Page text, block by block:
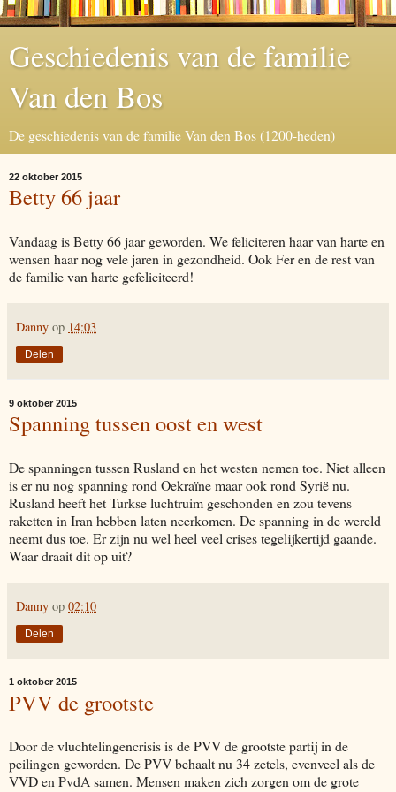
Geschiedenis van de familie
Van den Bos
De geschiedenis van de familie Van den Bos (1200-heden)
22 oktober 2015
Betty 66 jaar
Vandaag is Betty 66 jaar geworden. We feliciteren haar van harte en
wensen haar nog vele jaren in gezondheid. Ook Fer en de rest van
de familie van harte gefeliciteerd!
Danny op 14:03
Delen
9 oktober 2015
Spanning tussen oost en west
De spanningen tussen Rusland en het westen nemen toe. Niet alleen
is er nu nog spanning rond Oekraïne maar ook rond Syrië nu.
Rusland heeft het Turkse luchtruim geschonden en zou tevens
raketten in Iran hebben laten neerkomen. De spanning in de wereld
neemt dus toe. Er zijn nu wel heel veel crises tegelijkertijd gaande.
Waar draait dit op uit?
Danny op 02:10
Delen
1 oktober 2015
PVV de grootste
Door de vluchtelingencrisis is de PVV de grootste partij in de
peilingen geworden. De PVV behaalt nu 34 zetels, evenveel als de
VVD en PvdA samen. Mensen maken zich zorgen om de grote